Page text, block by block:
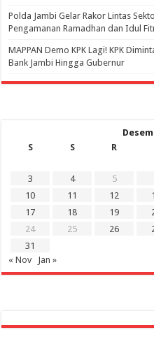
Polda Jambi Gelar Rakor Lintas
Pengamanan Ramadhan dan Idul
‎MAPPAN Demo KPK Lagi! KPK
Bank Jambi Hingga Gubernur ‎
S
S R
3
4 5
10
11 12
17
18 19
24
25 26
31
« Nov
Jan »